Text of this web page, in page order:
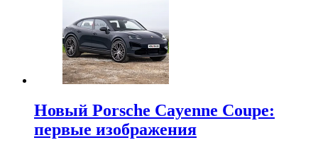
Новый Porsche Cayenne Coupe:
первые изображения